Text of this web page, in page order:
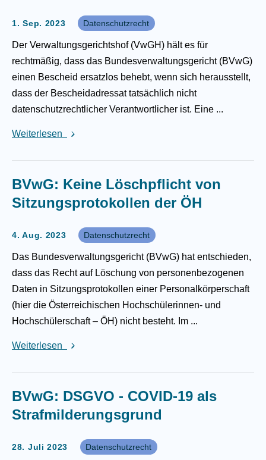
1. Sep. 2023 Datenschutzrecht
Der Verwaltungsgerichtshof (VwGH) hält es für
rechtmäßig, dass das Bundesverwaltungsgericht (BVwG)
einen Bescheid ersatzlos behebt, wenn sich herausstellt,
dass der Bescheidadressat tatsächlich nicht
datenschutzrechtlicher Verantwortlicher ist. Eine ...
Weiterlesen
BVwG: Keine Löschpflicht von
Sitzungsprotokollen der ÖH
4. Aug. 2023 Datenschutzrecht
Das Bundesverwaltungsgericht (BVwG) hat entschieden,
dass das Recht auf Löschung von personenbezogenen
Daten in Sitzungsprotokollen einer Personalkörperschaft
(hier die Österreichischen Hochschülerinnen- und
Hochschülerschaft – ÖH) nicht besteht. Im ...
Weiterlesen
BVwG: DSGVO - COVID-19 als
Strafmilderungsgrund
28. Juli 2023 Datenschutzrecht